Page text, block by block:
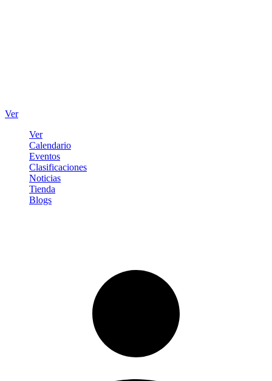
Ver
Ver
Calendario
Eventos
Clasificaciones
Noticias
Tienda
Blogs